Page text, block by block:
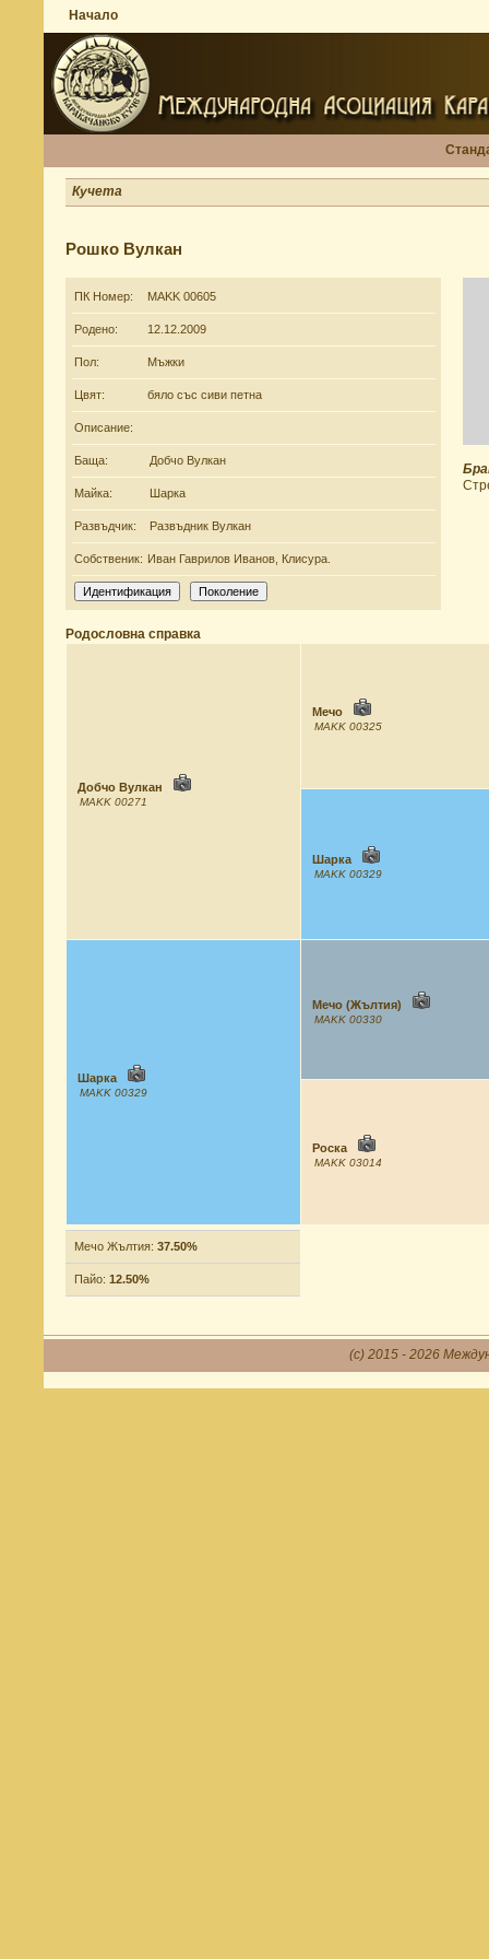
Начало
Кучета
Рошко Вулкан
ПК Номер: MAKK 00605
Родено: 12.12.2009
Пол: Мъжки
Цвят: бяло със сиви петна
Описание:
Баща: Добчо Вулкан
Майка: Шарка
Развъдчик: Развъдник Вулкан
Собственик: Иван Гаврилов Иванов, Клисура.
Родословна справка
Добчо Вулкан
MAKK 00271
Мечо
MAKK 00325
Шарка
MAKK 00329
Шарка
MAKK 00329
Мечо (Жълтия)
MAKK 00330
Роска
MAKK 03014
Мечо Жълтия: 37.50%
Пайо: 12.50%
(c) 2015 - 2026